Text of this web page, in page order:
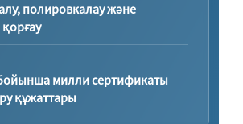
алу, полировкалау және
милли сертификаты
құжаттары